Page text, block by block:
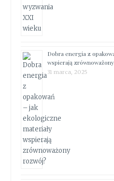
Dobra energia z
wspierają
31 marca, 2025